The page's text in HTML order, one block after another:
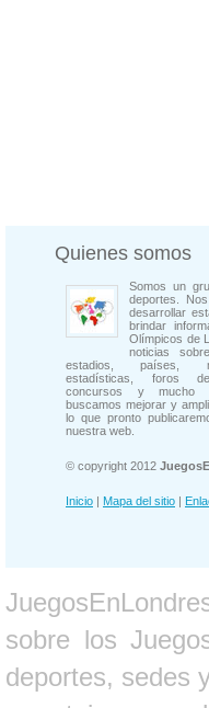
Quienes somos
Somos un
deportes.
desarrollar
brindar
Olímpicos de
noticias
estadios, países,
estadísticas, foros
concursos y mucho
buscamos mejorar y
lo que pronto
nuestra web.
© copyright 2012
Inicio | Mapa del sitio |
sobre los
deportes, sedes